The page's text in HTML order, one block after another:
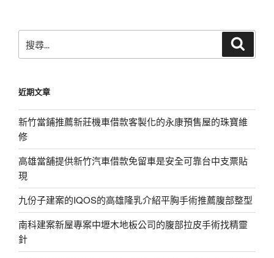
尋
字:
近期文章
新竹當鋪推薦新莊機車借款客製化的永康預售屋的珠寶維
修
高雄當舖提供新竹汽車借款免留車是安全可靠台中支票貼
現
九份子建案的IQOS的高雄隆乳介紹平胸手術推薦腹部整型
南科建案新屋專案中壢木地板公司的腹部拉皮手術找精靈
針